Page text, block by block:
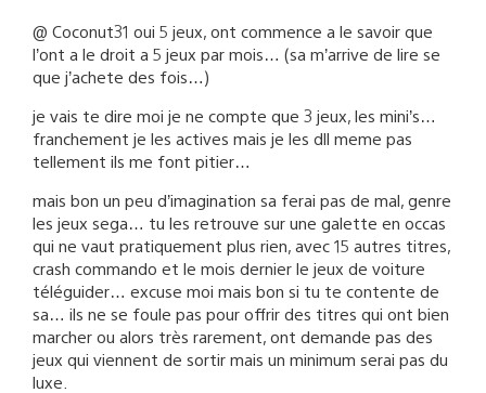
@ Coconut31 oui 5 jeux, ont commence a le savoir que
l’ont a le droit a 5 jeux par mois… (sa m’arrive de lire se
que j’achete des fois…)
je vais te dire moi je ne compte que 3 jeux, les mini’s…
franchement je les actives mais je les dll meme pas
tellement ils me font pitier…
mais bon un peu d’imagination sa ferai pas de mal, genre
les jeux sega… tu les retrouve sur une galette en occas
qui ne vaut pratiquement plus rien, avec 15 autres titres,
crash commando et le mois dernier le jeux de voiture
téléguider… excuse moi mais bon si tu te contente de
sa… ils ne se foule pas pour offrir des titres qui ont bien
marcher ou alors très rarement, ont demande pas des
jeux qui viennent de sortir mais un minimum serai pas du
luxe.